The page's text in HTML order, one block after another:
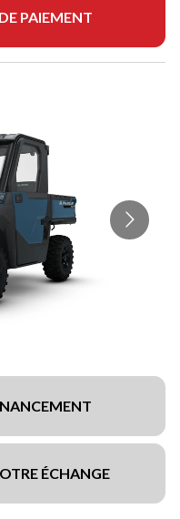
PAIEMENT
ÉCHANGE